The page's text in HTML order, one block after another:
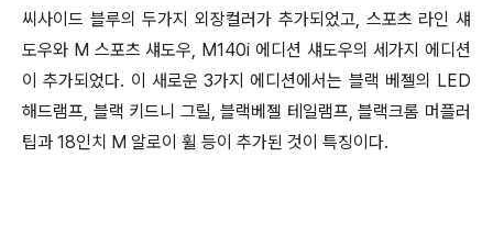
씨사이드 블루의 두가지 외장컬러가 추가되었고, 스포츠 라인 섀
도우와 M 스포츠 섀도우, M140i 에디션 섀도우의 세가지 에디션
이 추가되었다. 이 새로운 3가지 에디션에서는 블랙 베젤의 LED
해드램프, 블랙 키드니 그릴, 블랙베젤 테일램프, 블랙크롬 머플러
팁과 18인치 M 알로이 휠 등이 추가된 것이 특징이다.